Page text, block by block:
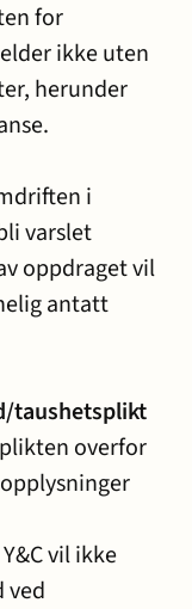
for
ikke uten
herunder
i
varslet
oppdraget vil
antatt
taushetsplikt
overfor
vil ikke
ved